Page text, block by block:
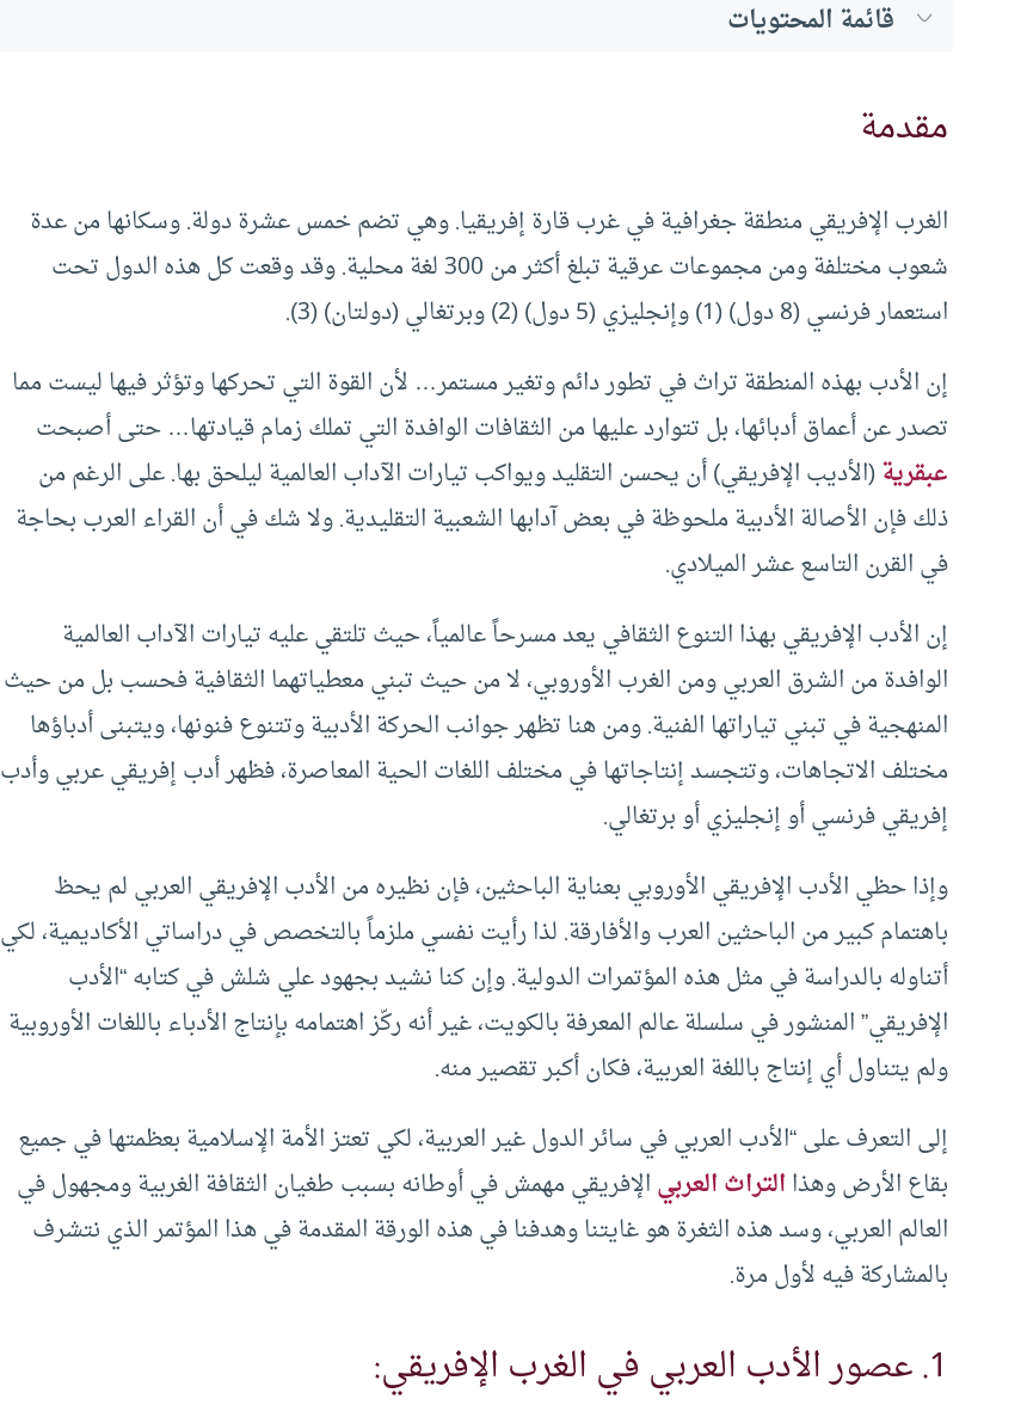
قائمة المحتويات
مقدمة
الغرب الإفريقي منطقة جغرافية في غرب قارة إفريقيا. وهي تضم خمس عشرة دولة. وسكانها من عدة
شعوب مختلفة ومن مجموعات عرقية تبلغ أكثر من 300 لغة محلية. وقد وقعت كل هذه الدول تحت
استعمار فرنسي (8 دول) (1) وإنجليزي (5 دول) (2) وبرتغالي (دولتان) (3).
إن الأدب بهذه المنطقة تراث في تطور دائم وتغير مستمر… لأن القوة التي تحركها وتؤثر فيها ليست مما
تصدر عن أعماق أدبائها، بل تتوارد عليها من الثقافات الوافدة التي تملك زمام قيادتها… حتى أصبحت
عبقرية(الأديب الإفريقي) أن يحسن التقليد ويواكب تيارات الآداب العالمية ليلحق بها. على الرغم من
ذلك فإن الأصالة الأدبية ملحوظة في بعض آدابها الشعبية التقليدية. ولا شك في أن القراء العرب بحاجة
في القرن التاسع عشر الميلادي.
إن الأدب الإفريقي بهذا التنوع الثقافي يعد مسرحاً عالمياً، حيث تلتقي عليه تيارات الآداب العالمية
الوافدة من الشرق العربي ومن الغرب الأوروبي، لا من حيث تبني معطياتهما الثقافية فحسب بل من حيث
المنهجية في تبني تياراتها الفنية. ومن هنا تظهر جوانب الحركة الأدبية وتتنوع فنونها، ويتبنى أدباؤها
مختلف الاتجاهات، وتتجسد إنتاجاتها في مختلف اللغات الحية المعاصرة، فظهر أدب إفريقي عربي وأدب
إفريقي فرنسي أو إنجليزي أو برتغالي.
وإذا حظي الأدب الإفريقي الأوروبي بعناية الباحثين، فإن نظيره من الأدب الإفريقي العربي لم يحظ
باهتمام كبير من الباحثين العرب والأفارقة. لذا رأيت نفسي ملزماً بالتخصص في دراساتي الأكاديمية، لكي
أتناوله بالدراسة في مثل هذه المؤتمرات الدولية. وإن كنا نشيد بجهود علي شلش في كتابه “الأدب
الإفريقي” المنشور في سلسلة عالم المعرفة بالكويت، غير أنه ركّز اهتمامه بإنتاج الأدباء باللغات الأوروبية
ولم يتناول أي إنتاج باللغة العربية، فكان أكبر تقصير منه.
إلى التعرف على “الأدب العربي في سائر الدول غير العربية، لكي تعتز الأمة الإسلامية بعظمتها في جميع
بقاع الأرض وهذاالتراث العربيالإفريقي مهمش في أوطانه بسبب طغيان الثقافة الغربية ومجهول في
العالم العربي، وسد هذه الثغرة هو غايتنا وهدفنا في هذه الورقة المقدمة في هذا المؤتمر الذي نتشرف
بالمشاركة فيه لأول مرة.
1. عصور الأدب العربي في الغرب الإفريقي: